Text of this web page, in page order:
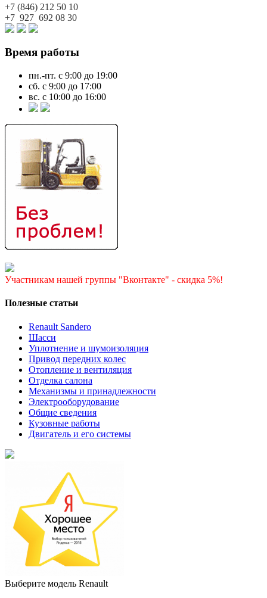
+7 (846) 212 50 10
+7 927 692 08 30
Время работы
пн.-пт. с 9:00 до 19:00
сб. с 9:00 до 17:00
вс. с 10:00 до 16:00
Участникам нашей группы "Вконтакте" - скидка 5%!
Полезные статьи
Renault Sandero
Шасси
Уплотнение и шумоизоляция
Привод передних колес
Отопление и вентиляция
Отделка салона
Механизмы и принадлежности
Электрооборудование
Общие сведения
Кузовные работы
Двигатель и его системы
Выберите модель Renault